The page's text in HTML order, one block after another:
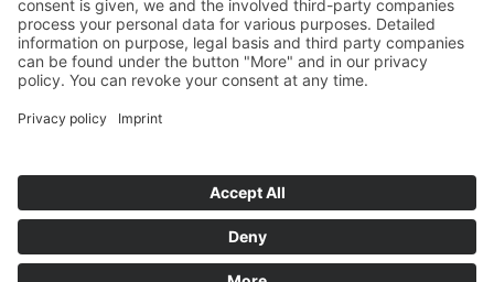
Dann neh­men Sie doch ein­fach Kon­
takt mit uns auf – Wir bera­ten Sie
gerne ganz indi­vi­du­ell!